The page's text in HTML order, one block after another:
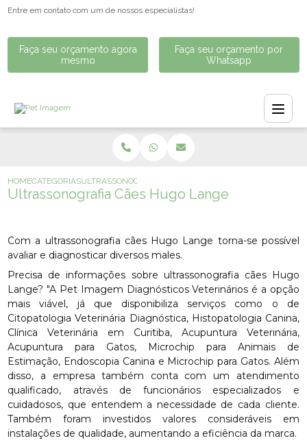
Entre em contato com um de nossos especialistas!
Faça seu orçamento agora
mesmo
Faça seu orçamento por
Whatsapp
HOMECATEGORIASULTRASSONOGRAFIA CÃES HUGO LANGE
Ultrassonografia Cães Hugo Lange
Com a ultrassonografia cães Hugo Lange torna-se possível
avaliar e diagnosticar diversos males.
Precisa de informações sobre ultrassonografia cães Hugo
Lange? "A Pet Imagem Diagnósticos Veterinários é a opção
mais viável, já que disponibiliza serviços como o de
Citopatologia Veterinária Diagnóstica, Histopatologia Canina,
Clínica Veterinária em Curitiba, Acupuntura Veterinária,
Acupuntura para Gatos, Microchip para Animais de
Estimação, Endoscopia Canina e Microchip para Gatos. Além
disso, a empresa também conta com um atendimento
qualificado, através de funcionários especializados e
cuidadosos, que entendem a necessidade de cada cliente.
Também foram investidos valores consideráveis em
instalações de qualidade, aumentando a eficiência da marca.